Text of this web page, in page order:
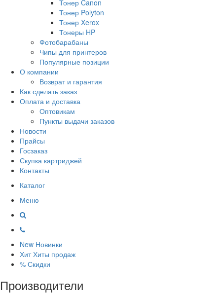
Тонер Canon
Тонер Polyton
Тонер Xerox
Тонеры HP
Фотобарабаны
Чипы для принтеров
Популярные позиции
О компании
Возврат и гарантия
Как сделать заказ
Оплата и доставка
Оптовикам
Пункты выдачи заказов
Новости
Прайсы
Госзаказ
Скупка картриджей
Контакты
Каталог
Меню
New Новинки
Хит Хиты продаж
% Скидки
Производители